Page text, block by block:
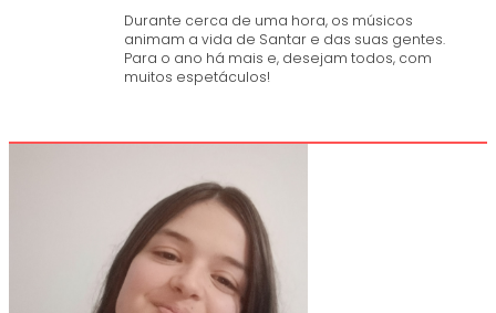
Durante cerca de uma hora, os músicos
animam a vida de Santar e das suas gentes.
Para o ano há mais e, desejam todos, com
muitos espetáculos!